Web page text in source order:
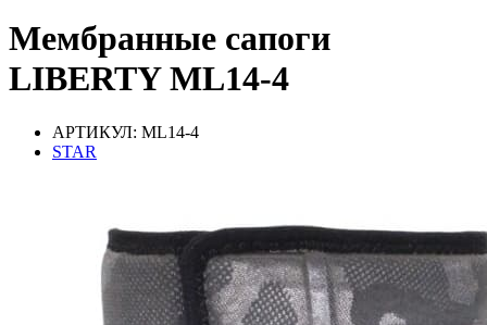
Мембранные сапоги
LIBERTY ML14-4
АРТИКУЛ: ML14-4
STAR